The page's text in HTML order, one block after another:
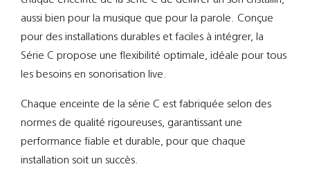
aussi bien pour la musique que pour la parole. Conçue
pour des installations durables et faciles à intégrer, la
Série C propose une flexibilité optimale, idéale pour tous
les besoins en sonorisation live.
Chaque enceinte de la série C est fabriquée selon des
normes de qualité rigoureuses, garantissant une
performance fiable et durable, pour que chaque
installation soit un succès.